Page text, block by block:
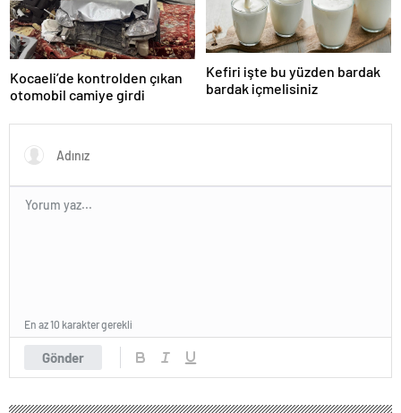
Kocaeli’de kontrolden çıkan
otomobil camiye girdi
Kefiri işte bu yüzden bardak
bardak içmelisiniz
Gönder
En az 10 karakter gerekli